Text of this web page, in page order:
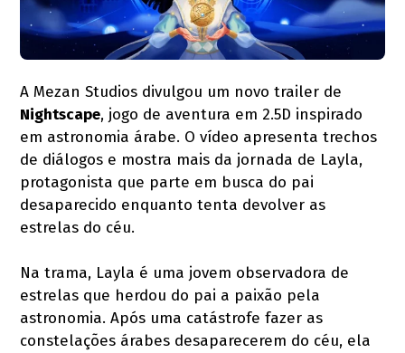
A Mezan Studios divulgou um novo trailer de
Nightscape, jogo de aventura em 2.5D inspirado
em astronomia árabe. O vídeo apresenta trechos
de diálogos e mostra mais da jornada de Layla,
protagonista que parte em busca do pai
desaparecido enquanto tenta devolver as
estrelas do céu.
Na trama, Layla é uma jovem observadora de
estrelas que herdou do pai a paixão pela
astronomia. Após uma catástrofe fazer as
constelações árabes desaparecerem do céu, ela